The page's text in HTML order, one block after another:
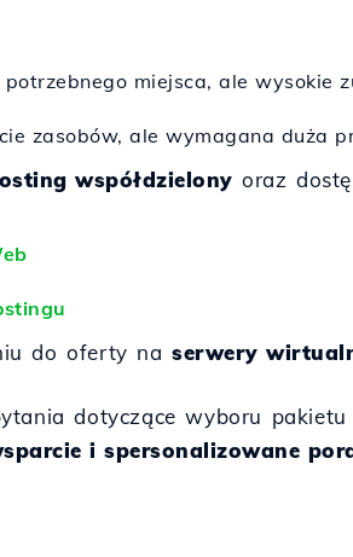
potrzebnego miejsca, ale wysokie
zasobów, ale wymagana duża
współdzielony oraz
do oferty naserwery
dotyczące wyboru
i spersonalizowane